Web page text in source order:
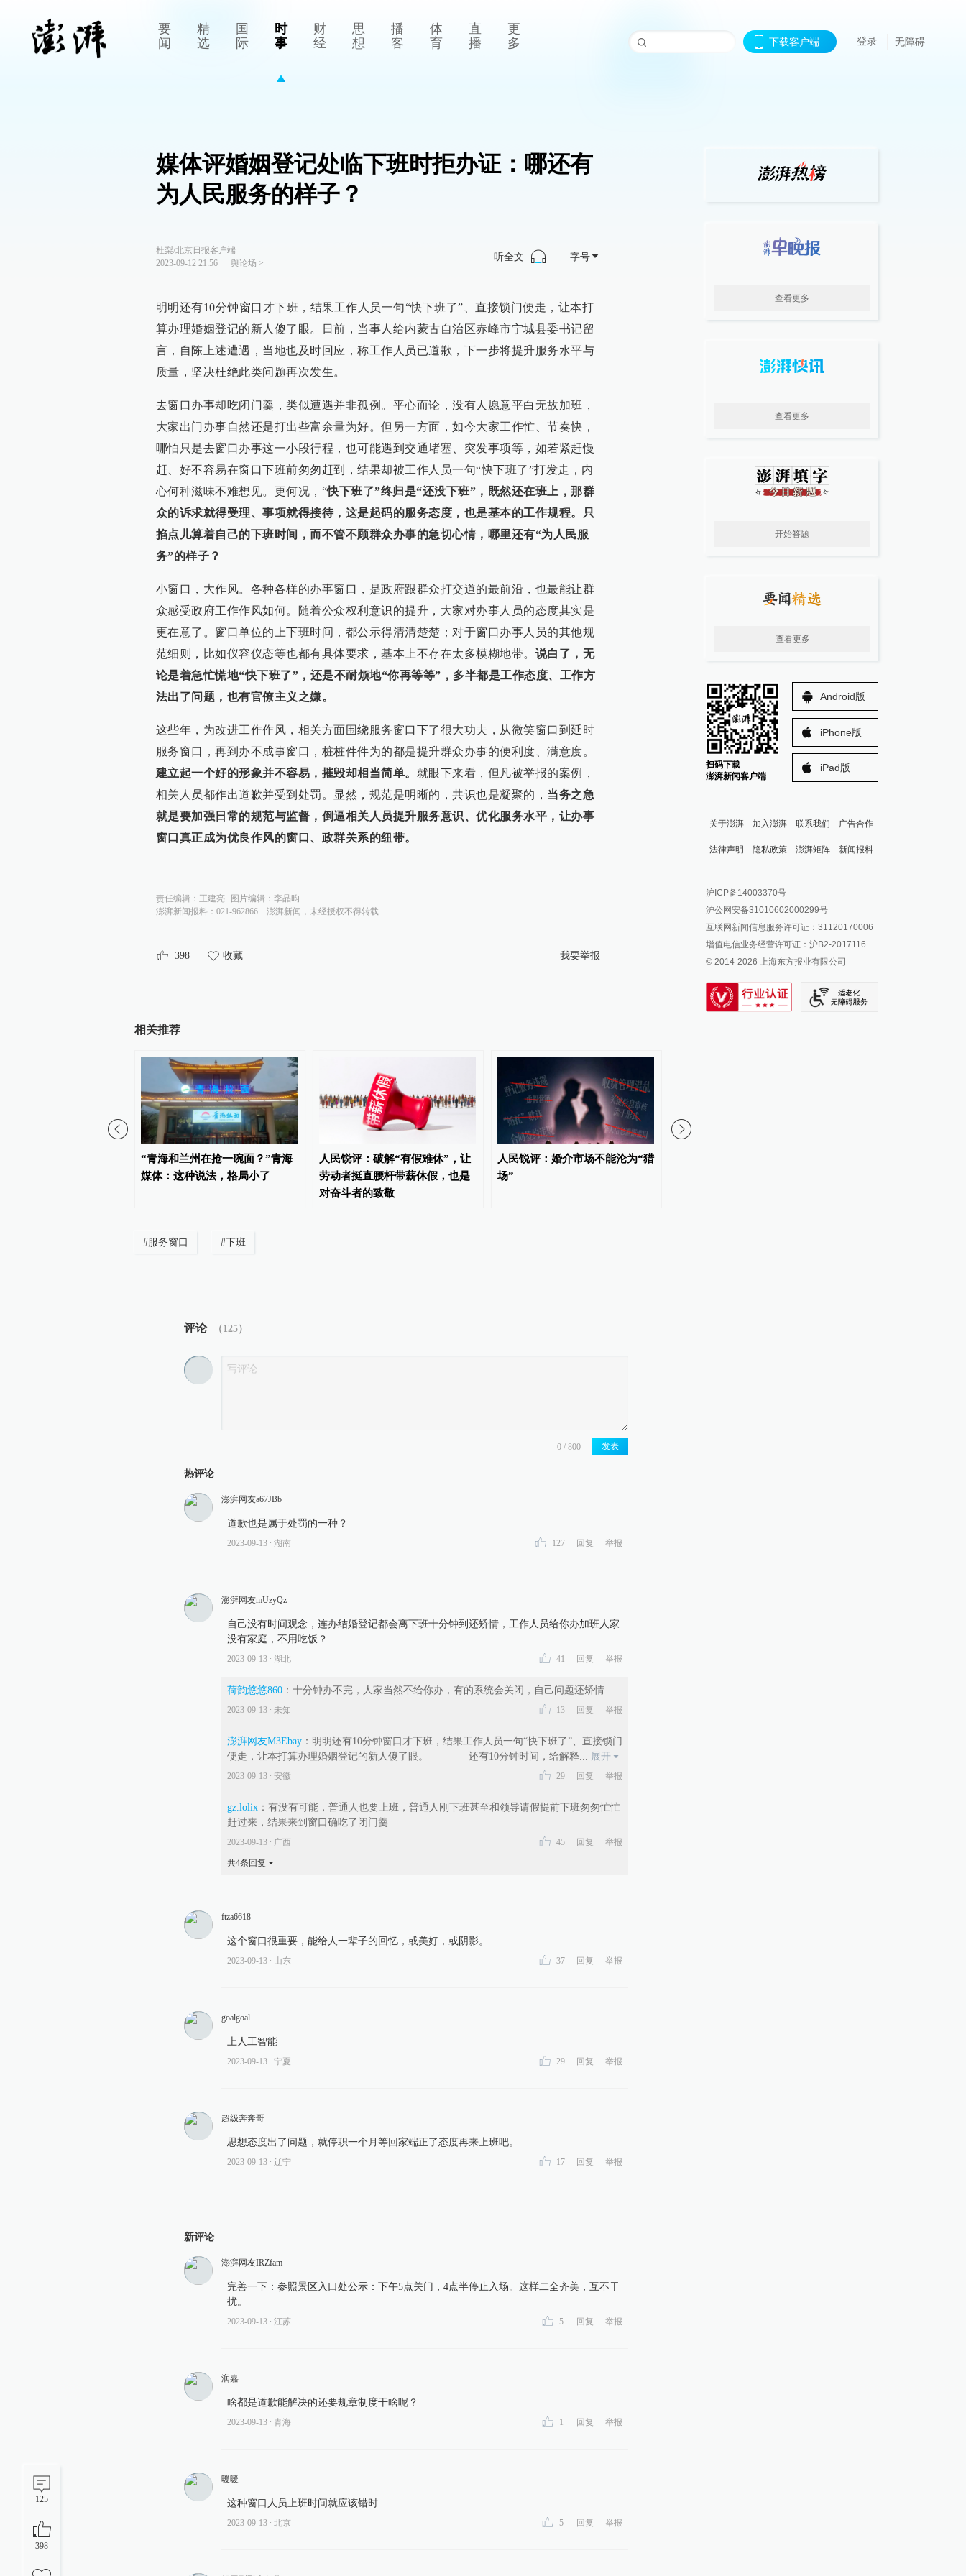
要
闻
精
选
国
际
时
事
财
经
思
想
播
客
体
育
直
播
更
多
下载客户端 登录 无障碍
125
398
媒体评婚姻登记处临下班时拒办证：哪还有
为人民服务的样子？
杜梨/北京日报客户端
2023-09-12 21:56
舆论场 >
听全文 字号
明明还有10分钟窗口才下班，结果工作人员一句“快下班了”、直接锁门便走，让本打
算办理婚姻登记的新人傻了眼。日前，当事人给内蒙古自治区赤峰市宁城县委书记留
言，自陈上述遭遇，当地也及时回应，称工作人员已道歉，下一步将提升服务水平与
质量，坚决杜绝此类问题再次发生。
去窗口办事却吃闭门羹，类似遭遇并非孤例。平心而论，没有人愿意平白无故加班，
大家出门办事自然还是打出些富余量为好。但另一方面，如今大家工作忙、节奏快，
哪怕只是去窗口办事这一小段行程，也可能遇到交通堵塞、突发事项等，如若紧赶慢
赶、好不容易在窗口下班前匆匆赶到，结果却被工作人员一句“快下班了”打发走，内
心何种滋味不难想见。更何况，“快下班了”终归是“还没下班”，既然还在班上，那群
众的诉求就得受理、事项就得接待，这是起码的服务态度，也是基本的工作规程。只
掐点儿算着自己的下班时间，而不管不顾群众办事的急切心情，哪里还有“为人民服
务”的样子？
小窗口，大作风。各种各样的办事窗口，是政府跟群众打交道的最前沿，也最能让群
众感受政府工作作风如何。随着公众权利意识的提升，大家对办事人员的态度其实是
更在意了。窗口单位的上下班时间，都公示得清清楚楚；对于窗口办事人员的其他规
范细则，比如仪容仪态等也都有具体要求，基本上不存在太多模糊地带。 说白了，无
论是着急忙慌地“快下班了”，还是不耐烦地“你再等等”，多半都是工作态度、工作方
法出了问题，也有官僚主义之嫌。
这些年，为改进工作作风，相关方面围绕服务窗口下了很大功夫，从微笑窗口到延时
服务窗口，再到办不成事窗口，桩桩件件为的都是提升群众办事的便利度、满意度。
建立起一个好的形象并不容易，摧毁却相当简单。 就眼下来看，但凡被举报的案例，
相关人员都作出道歉并受到处罚。显然，规范是明晰的，共识也是凝聚的， 当务之急
就是要加强日常的规范与监督，倒逼相关人员提升服务意识、优化服务水平，让办事
窗口真正成为优良作风的窗口、政群关系的纽带。
责任编辑： 王建亮 图片编辑： 李晶昀
澎湃新闻报料：021-962866
澎湃新闻，未经授权不得转载
398 收藏 我要举报
相关推荐
“青海和兰州在抢一碗面？”青海
媒体：这种说法，格局小了
人民锐评：破解“有假难休”，让
劳动者挺直腰杆带薪休假，也是
对奋斗者的致敬
人民锐评：婚介市场不能沦为“猎
场”
#服务窗口 #下班
评论 （125）
发表
热评论
澎湃网友a67JBb
道歉也是属于处罚的一种？
2023-09-13 ∙ 湖南 127 回复 举报
澎湃网友mUzyQz
自己没有时间观念，连办结婚登记都会离下班十分钟到还矫情，工作人员给你办加班人家
没有家庭，不用吃饭？
2023-09-13 ∙ 湖北 41 回复 举报
荷韵悠悠860 ： 十分钟办不完，人家当然不给你办，有的系统会关闭，自己问题还矫情
2023-09-13 ∙ 未知 13 回复 举报
澎湃网友M3Ebay ： 明明还有10分钟窗口才下班，结果工作人员一句“快下班了”、直接锁门
便走，让本打算办理婚姻登记的新人傻了眼。————还有10分钟时间，给解释... 展开
2023-09-13 ∙ 安徽 29 回复 举报
gz.lolix ： 有没有可能，普通人也要上班，普通人刚下班甚至和领导请假提前下班匆匆忙忙
赶过来，结果来到窗口确吃了闭门羹
2023-09-13 ∙ 广西 45 回复 举报
共4条回复
ftza6618
这个窗口很重要，能给人一辈子的回忆，或美好，或阴影。
2023-09-13 ∙ 山东 37 回复 举报
goalgoal
上人工智能
2023-09-13 ∙ 宁夏 29 回复 举报
超级奔奔哥
思想态度出了问题，就停职一个月等回家端正了态度再来上班吧。
2023-09-13 ∙ 辽宁 17 回复 举报
新评论
澎湃网友IRZfam
完善一下：参照景区入口处公示：下午5点关门，4点半停止入场。这样二全齐美，互不干
扰。
2023-09-13 ∙ 江苏 5 回复 举报
润嘉
啥都是道歉能解决的还要规章制度干啥呢？
2023-09-13 ∙ 青海 1 回复 举报
暖暖
这种窗口人员上班时间就应该错时
2023-09-13 ∙ 北京 5 回复 举报
查看更多
查看更多
开始答题
查看更多
扫码下载
澎湃新闻客户端
Android版
iPhone版
iPad版
关于澎湃 加入澎湃 联系我们 广告合作
法律声明 隐私政策 澎湃矩阵
澎湃新闻公众号
澎湃新闻抖音号
派生万物开放平台
IP SHANGHAI
SIXTH TONE
新闻报料
报料邮箱: news@thepaper.cn
沪ICP备14003370号
沪公网安备31010602000299号
互联网新闻信息服务许可证：31120170006
增值电信业务经营许可证：沪B2-2017116
© 2014-2026 上海东方报业有限公司